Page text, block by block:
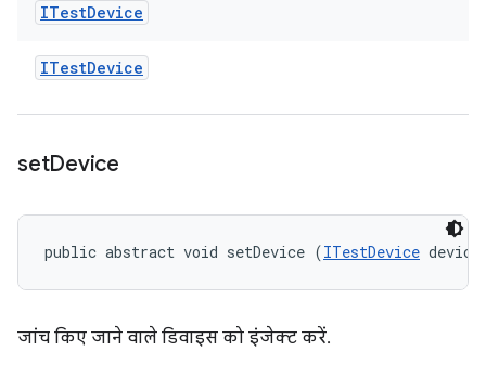
ITestDevice
ITestDevice
setDevice
public abstract void setDevice (ITestDevice
जांच किए जाने वाले डिवाइस को इंजेक्ट करें.